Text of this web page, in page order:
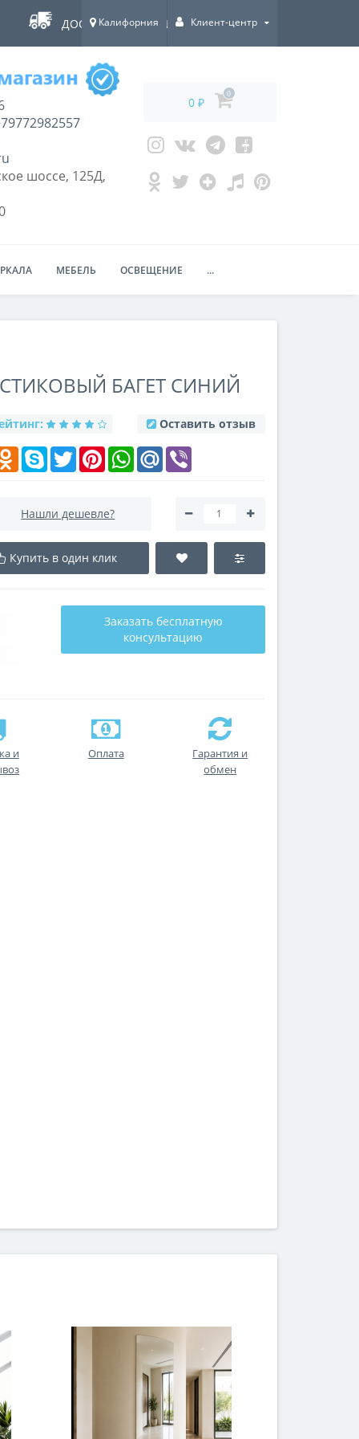
ДОСТАВКА ПО ВСЕЙ РОССИИ!
Калифорния Клиент-центр
шоссе, 125Д,
0 ₽
0
МЕБЕЛЬ ОСВЕЩЕНИЕ ...
БАГЕТ СИНИЙ
Оставить отзыв
Odnoklassniki
Skype Twitter PinterestWhatsAppMail.Ru
Нашли дешевле?
Купить в один клик
Заказать бесплатную
консультацию
и
Оплата
Гарантия и
обмен